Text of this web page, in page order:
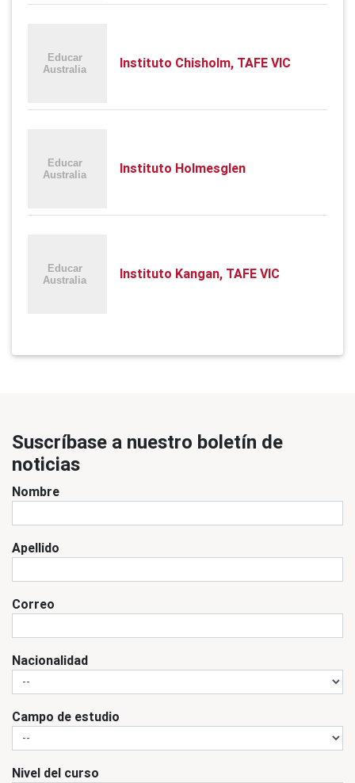
Instituto Chisholm, TAFE VIC
Instituto Holmesglen
Instituto Kangan, TAFE VIC
Suscríbase a nuestro boletín de
noticias
Nombre
Apellido
Correo
Nacionalidad
Campo de estudio
Nivel del curso